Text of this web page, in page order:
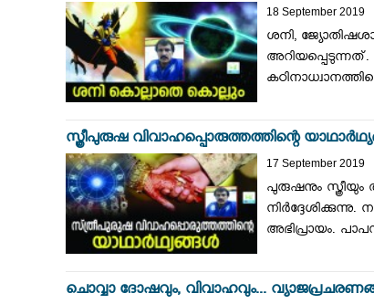
18 September 2019
ശനി,
സ്ത്രീപുരുഷ വിവാഹപ്പൊരുത്തത്തിന്റെ
17 September 2019
പുരുഷനും
അഭിപ്രായം.
ചൊവ്വാ ദോഷവും, വിവാഹവും...